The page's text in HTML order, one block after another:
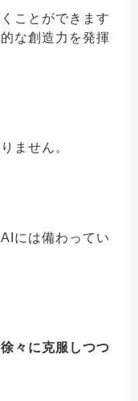
ことができます
な創造力を発揮
ません。
には備わってい
々に克服しつつ